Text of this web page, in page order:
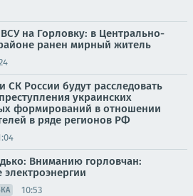
на Горловку: в Центрально-
ранен мирный житель
СК России будут расследовать
украинских
формирований в отношении
в ряде регионов РФ
Вниманию горловчан:
10:53